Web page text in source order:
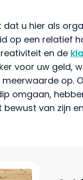
u hier als
op een relatief
en de
voor uw geld,
op.
omgaan,
bewust van zijn